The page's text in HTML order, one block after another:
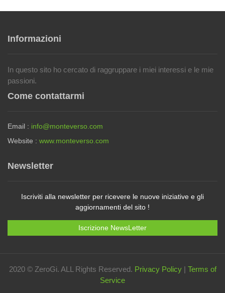
Informazioni
In questo sito ho cercato di raggruppare i miei interessi e le mie
passioni.
Come contattarmi
Email : info@monteverso.com
Website : www.monteverso.com
Newsletter
Iscriviti alla newsletter per ricevere le nuove iniziative e gli
aggiornamenti del sito !
Iscrizione NewsLetter
2020 © ZeroGi. ALL Rights Reserved. Privacy Policy| Terms of
Service